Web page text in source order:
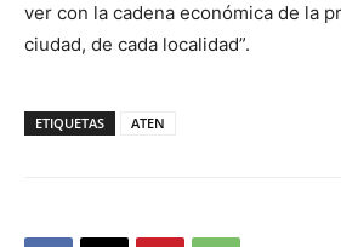
ver con la cadena económica de la
ciudad, de cada localidad”.
ETIQUETAS ATEN